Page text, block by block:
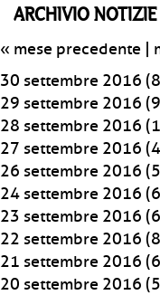
ARCHIVIO NOTIZIE
« mese precedente
30 settembre 2016
29 settembre 2016
28 settembre 2016
27 settembre 2016
26 settembre 2016
24 settembre 2016
23 settembre 2016
22 settembre 2016
21 settembre 2016
20 settembre 2016